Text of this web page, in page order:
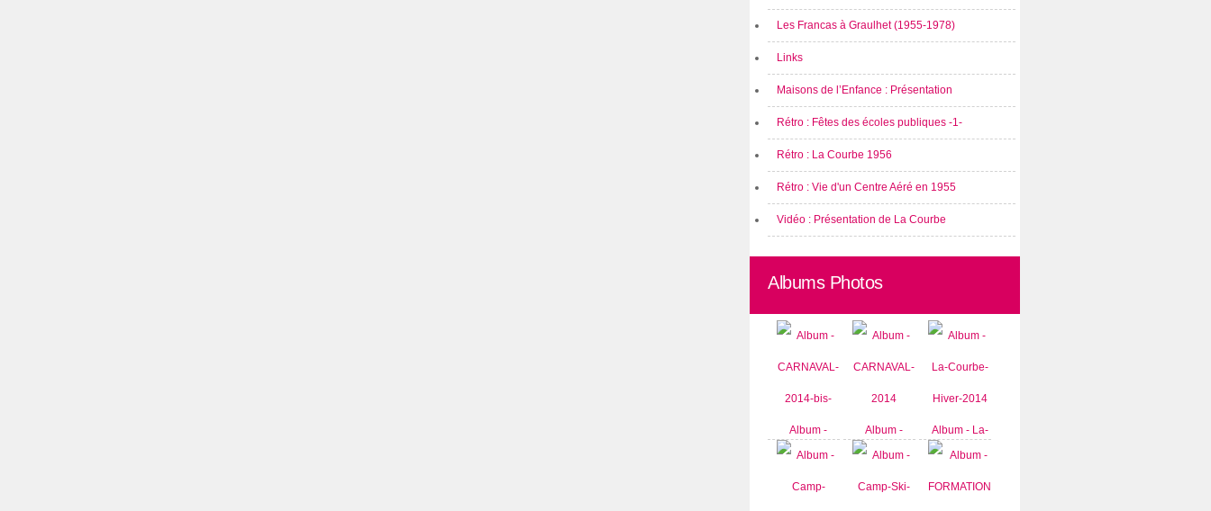
Les Francas à Graulhet (1955-1978)
Links
Maisons de l’Enfance : Présentation
Rétro : Fêtes des écoles publiques -1-
Rétro : La Courbe 1956
Rétro : Vie d'un Centre Aéré en 1955
Vidéo : Présentation de La Courbe
Albums Photos
Album -
CARNAVAL-
2014-bis-
Album -
CARNAVAL-
2014
Album - La-
Courbe-
Hiver-2014